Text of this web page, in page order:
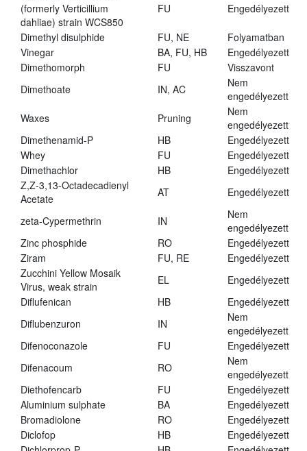
(formerly Verticillium
dahliae) strain WCS850
FU Engedélyezett
Dimethyl disulphide FU, NE
Folyamatban
Vinegar
BA, FU, HB
Engedélyezett
Dimethomorph
FU
Visszavont
Dimethoate
IN, AC
Nem
engedélyezett
Waxes
Pruning
Nem
engedélyezett
Dimethenamid-P
HB
Engedélyezett
Whey
FU
Engedélyezett
Dimethachlor
HB
Engedélyezett
Z,Z-3,13-Octadecadienyl
Acetate
AT Engedélyezett
zeta-Cypermethrin IN
Nem
engedélyezett
Zinc phosphide
RO
Engedélyezett
Ziram
FU, RE
Engedélyezett
Zucchini Yellow Mosaik
Virus, weak strain
EL
Engedélyezett
Diflufenican
HB
Engedélyezett
Diflubenzuron
IN
Nem
engedélyezett
Difenoconazole
FU
Engedélyezett
Difenacoum
RO
Nem
engedélyezett
Diethofencarb
FU
Engedélyezett
Aluminium sulphate
BA
Engedélyezett
Bromadiolone
RO
Engedélyezett
Diclofop
HB
Engedélyezett